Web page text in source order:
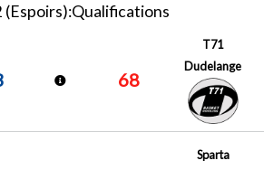
(Espoirs):Qualifications
68
T71
Dudelange
Sparta